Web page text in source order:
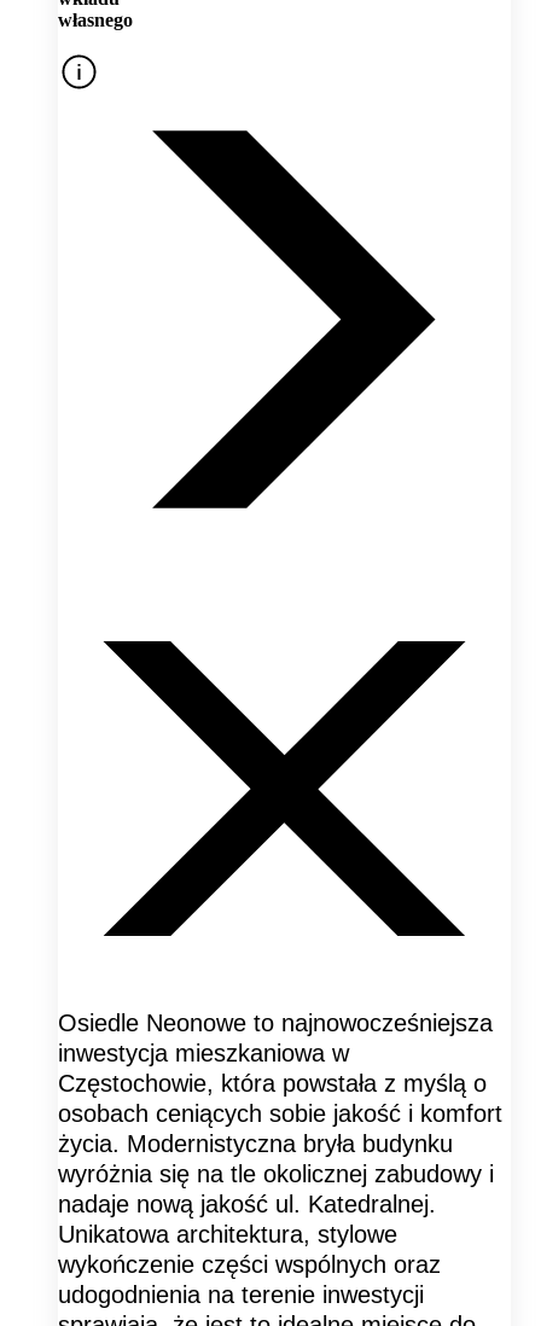
własnego
Osiedle Neonowe to najnowocześniejsza
inwestycja mieszkaniowa w
Częstochowie, która powstała z myślą o
osobach ceniących sobie jakość i komfort
życia. Modernistyczna bryła budynku
wyróżnia się na tle okolicznej zabudowy i
nadaje nową jakość ul. Katedralnej.
Unikatowa architektura, stylowe
wykończenie części wspólnych oraz
udogodnienia na terenie inwestycji